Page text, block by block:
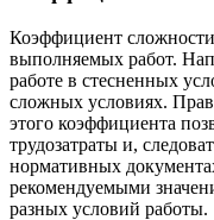
Коэффициент
выполняемых работ.
работе в стесненных
сложных условиях.
этого коэффициента
трудозатраты и,
нормативных
рекомендуемыми
разных условий работы.